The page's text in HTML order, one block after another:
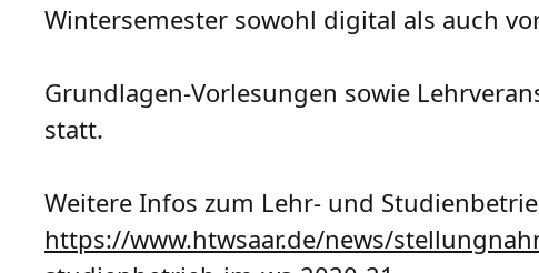
Wintersemester sowohl digital als auch
Grundlagen-Vorlesungen sowie
statt.
Weitere Infos zum Lehr- und
https://www.htwsaar.de/news/